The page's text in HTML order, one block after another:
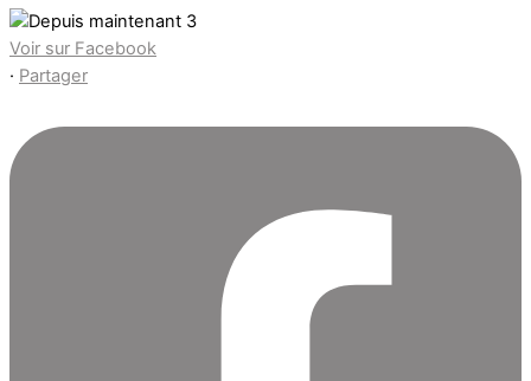
Voir sur Facebook
· Partager